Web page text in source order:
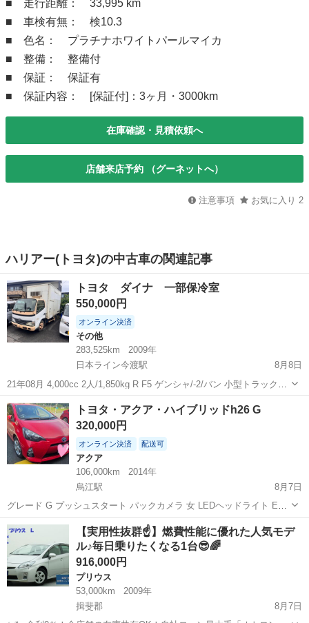
■ 走行距離： 33,995 km
■ 車検有無： 検10.3
■ 色名： プラチナホワイトパールマイカ
■ 整備： 整備付
■ 保証： 保証有
■ 保証内容： [保証付]：3ヶ月・3000km
在庫確認・見積依頼へ
店舗来店予約 （グーネットへ）
注意事項 お気に入り 2
ハリアー(トヨタ)の中古車の関連記事
トヨタ ダイナ 一部保冷室
550,000円
オンライン決済
その他
283,525km
2009年
日本ライン今渡駅
8月8日
21年08月 4,000cc 2人/1,850kg R F5 ゲンシャ/-2/バン 小型トラック
283千km AC 軽油 型式BKG-XZU504 PS PW キョリ283,525km 預託済
み8,740円込み オ...
岐阜 美濃加茂市 日本ライン今渡駅 その他
トヨタ・アクア・ハイブリッドh26 G
320,000円
オンライン決済 配送可
アクア
106,000km
2014年
烏江駅
8月7日
グレード G プッシュスタート パックカメラ 女 LEDヘッドライト ETC
BLUETOOTH 今年納税した税金
岐阜 安八郡 烏江駅 アクア BLUETOOTH
【実用性抜群☝️】燃費性能に優れた人気モデ
ル♪毎日乗りたくなる1台😎🌈
916,000円
プリウス
53,000km
2009年
揖斐郡
8月7日